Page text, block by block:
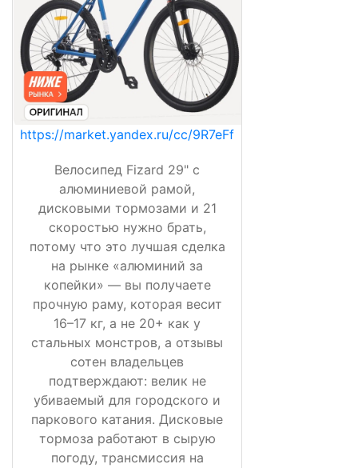
https://market.yandex.ru/cc/9R7eFf
Велосипед Fizard 29" с
алюминиевой рамой,
дисковыми тормозами и 21
скоростью нужно брать,
потому что это лучшая сделка
на рынке «алюминий за
копейки» — вы получаете
прочную раму, которая весит
16–17 кг, а не 20+ как у
стальных монстров, а отзывы
сотен владельцев
подтверждают: велик не
убиваемый для городского и
паркового катания. Дисковые
тормоза работают в сырую
погоду, трансмиссия на